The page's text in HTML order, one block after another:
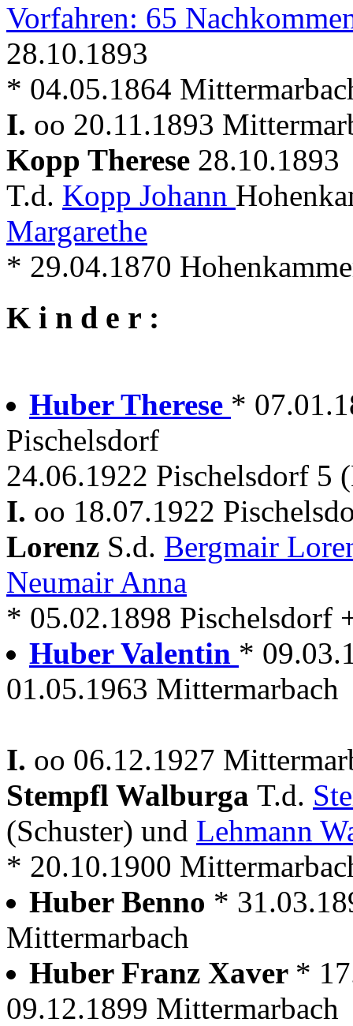
Vorfahren: 65
28.10.1893
* 04.05.1864
I. oo 20.11.1893
Kopp Therese 28.10.1893
T.d. Kopp Johann
Margarethe
* 29.04.1870
K i n d e r :
Huber Therese *
Pischelsdorf
24.06.1922 Pischelsdorf 5
I. oo 18.07.1922
Lorenz S.d. Bergmair
Neumair Anna
* 05.02.1898 Pischelsdorf
Huber Valentin *
01.05.1963 Mittermarbach
I. oo 06.12.1927
Stempfl Walburga T.d.
(Schuster) und Lehmann
* 20.10.1900
Huber Benno *
Mittermarbach
Huber Franz Xaver *
09.12.1899 Mittermarbach